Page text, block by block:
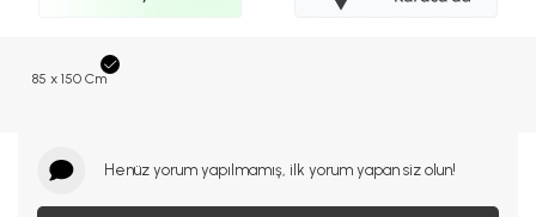
85 x 150 Cm
Henüz yorum yapılmamış, ilk yorum yapan siz olun!